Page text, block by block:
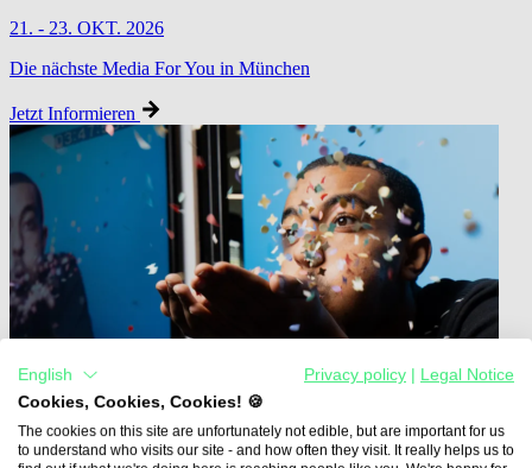
21. - 23. OKT. 2026
Die nächste Media For You in München
Jetzt Informieren
English Privacy policy
Legal Notice
Cookies, Cookies, Cookies! 🍪
The cookies on this site are unfortunately not edible, but are important for us
to understand who visits our site - and how often they visit. It really helps us to